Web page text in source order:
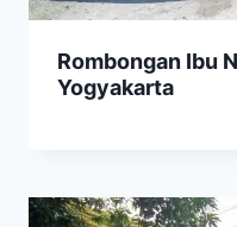
Rombongan Ibu
Yogyakarta